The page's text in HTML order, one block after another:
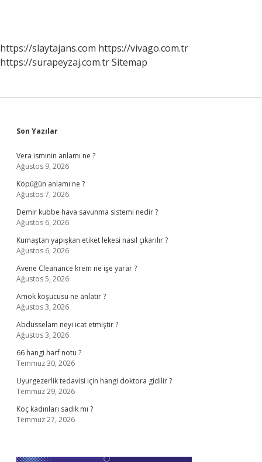
https://slaytajans.com https://vivago.com.tr
https://surapeyzaj.com.trSitemap
Sidebar
Son Yazılar
Vera isminin anlamı ne ?
Ağustos 9, 2026
Köpüğün anlamı ne ?
Ağustos 7, 2026
Demir kubbe hava savunma sistemi nedir ?
Ağustos 6, 2026
Kumaştan yapışkan etiket lekesi nasıl çıkarılır ?
Ağustos 6, 2026
Avene Cleanance krem ne işe yarar ?
Ağustos 5, 2026
Amok koşucusu ne anlatır ?
Ağustos 3, 2026
Abdüsselam neyi icat etmiştir ?
Ağustos 3, 2026
66 hangi harf notu ?
Temmuz 30, 2026
Uyurgezerlik tedavisi için hangi doktora gidilir ?
Temmuz 29, 2026
Koç kadınları sadık mı ?
Temmuz 27, 2026